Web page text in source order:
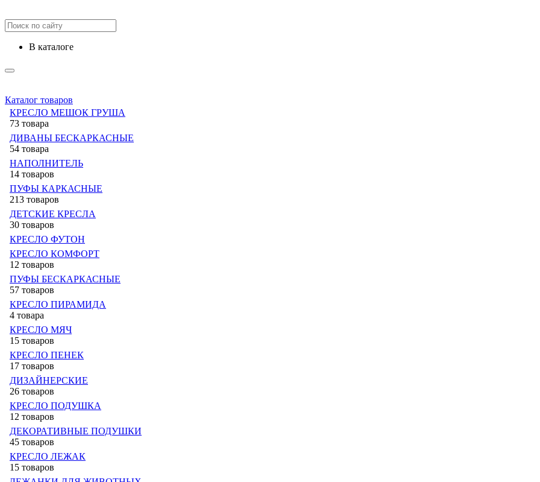
в каталоге
Каталог товаров
КРЕСЛО МЕШОК ГРУША
73 товара
ДИВАНЫ БЕСКАРКАСНЫЕ
54 товара
НАПОЛНИТЕЛЬ
14 товаров
ПУФЫ КАРКАСНЫЕ
213 товаров
ДЕТСКИЕ КРЕСЛА
30 товаров
КРЕСЛО ФУТОН
КРЕСЛО КОМФОРТ
12 товаров
ПУФЫ БЕСКАРКАСНЫЕ
57 товаров
КРЕСЛО ПИРАМИДА
4 товара
КРЕСЛО МЯЧ
15 товаров
КРЕСЛО ПЕНЕК
17 товаров
ДИЗАЙНЕРСКИЕ
26 товаров
КРЕСЛО ПОДУШКА
12 товаров
ДЕКОРАТИВНЫЕ ПОДУШКИ
45 товаров
КРЕСЛО ЛЕЖАК
15 товаров